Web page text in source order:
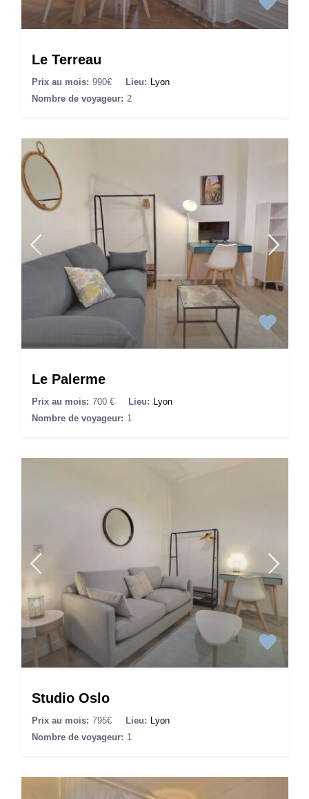
Le Terreau
Prix au mois: 990€ Lieu:
Lyon
Nombre de voyageur: 2
Le Palerme
Prix au mois: 700 € Lieu: Lyon
Nombre de voyageur: 1
Studio Oslo
Prix au mois: 795€ Lieu: Lyon
Nombre de voyageur: 1